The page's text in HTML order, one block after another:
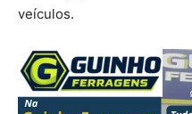
veículos.